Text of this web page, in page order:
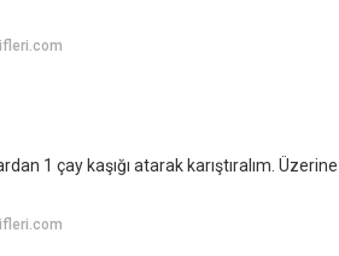
1 çay kaşığı atarak karıştıralım. Üzerine